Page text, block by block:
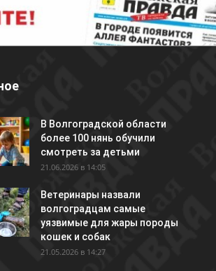
В Волгоградской области
более 100 нянь обучили
смотреть за детьми
21.06.2026 в 14:05
Ветеринары назвали
волгоградцам самые
уязвимые для жары породы
кошек и собак
21.05.2026 в 14:27